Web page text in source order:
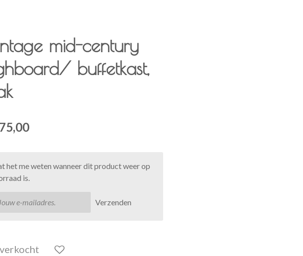
mid-century
buffetkast,
het me weten wanneer dit product weer op
is.
Verzenden